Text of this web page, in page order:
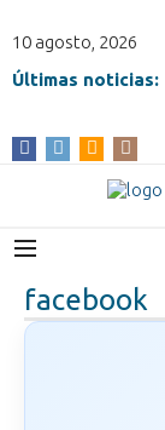
10 agosto, 2026
Últimas noticias:
facebook